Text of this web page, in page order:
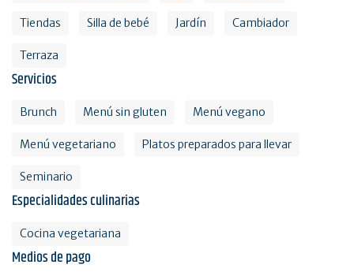
Tiendas Silla de bebé Jardín Cambiador
Terraza
Servicios
Brunch Menú sin gluten Menú vegano
Menú vegetariano Platos preparados para llevar
Seminario
Especialidades culinarias
Cocina vegetariana
Medios de pago